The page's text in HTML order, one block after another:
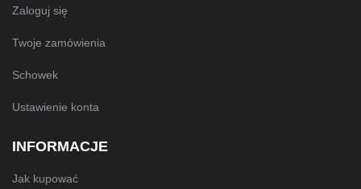
Zaloguj się
Twoje zamówienia
Schowek
Ustawienie konta
INFORMACJE
Jak kupować